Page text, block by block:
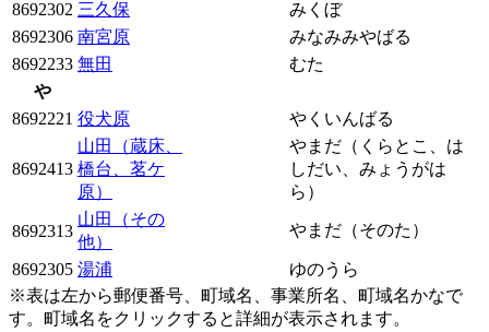
8692302 三久保
みくぼ
8692306 南宮原
みなみみやばる
8692233 無田
むた
や
8692221 役犬原 やくいんばる
8692413
山田（蔵床、
橋台、茗ケ
原）
やまだ（くらとこ、は
しだい、みょうがは
ら）
8692313
山田（その
他）
やまだ（そのた）
8692305 湯浦
ゆのうら
※表は左から郵便番号、町域名、事業所名、町域名かなで
す。町域名をクリックすると詳細が表示されます。